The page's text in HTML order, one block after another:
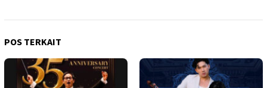
POS TERKAIT